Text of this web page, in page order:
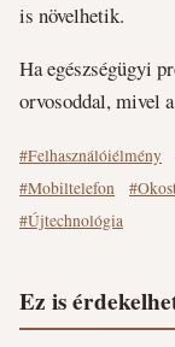
is növelhetik.
Ha egészségügyi
orvosoddal, mivel
#Felhasználóiélmény
#Mobiltelefon
#Újtechnológia
Ez is